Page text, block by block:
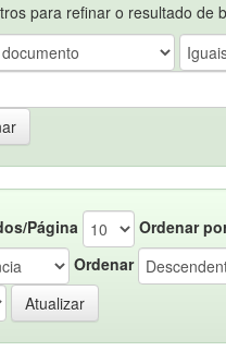
para refinar o resultado de
Página
Ordenar
Ordenar